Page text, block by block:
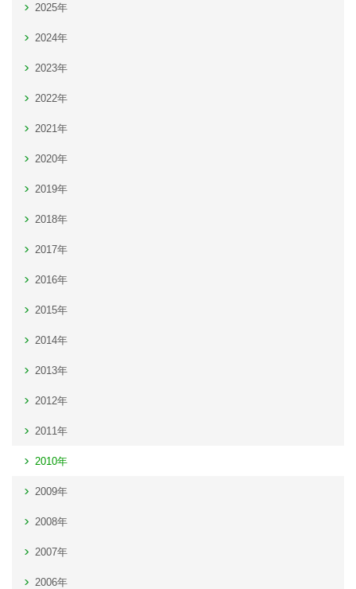
2025年
2024年
2023年
2022年
2021年
2020年
2019年
2018年
2017年
2016年
2015年
2014年
2013年
2012年
2011年
2010年
2009年
2008年
2007年
2006年